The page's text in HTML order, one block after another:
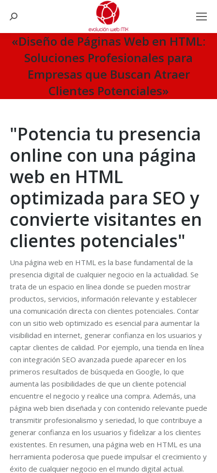
Search:
«Diseño de Páginas Web en HTML:
Soluciones Profesionales para
Empresas que Buscan Atraer
Clientes Potenciales»
"Potencia tu presencia
online con una página
web en HTML
optimizada para SEO y
convierte visitantes en
clientes potenciales"
Una página web en HTML es la base fundamental de la
presencia digital de cualquier negocio en la actualidad. Se
trata de un espacio en línea donde se pueden mostrar
productos, servicios, información relevante y establecer
una comunicación directa con clientes potenciales. Contar
con un sitio web optimizado es esencial para aumentar la
visibilidad en internet, generar confianza en los usuarios y
captar clientes de calidad. Por ejemplo, una tienda en línea
con integración SEO avanzada puede aparecer en los
primeros resultados de búsqueda en Google, lo que
aumenta las posibilidades de que un cliente potencial
encuentre el negocio y realice una compra. Además, una
página web bien diseñada y con contenido relevante puede
transmitir profesionalismo y seriedad, lo que contribuye a
generar confianza en los usuarios y fidelizar a los clientes
existentes. En resumen, una página web en HTML es una
herramienta poderosa que puede impulsar el crecimiento y
éxito de cualquier negocio en el mundo digital actual.